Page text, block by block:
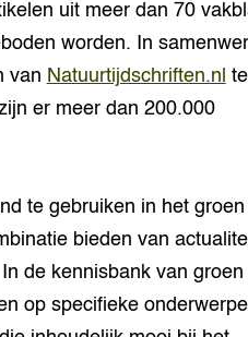
uit meer dan 70
worden. In
van Natuurtijdschriften.nl te
er meer dan 200.000
te gebruiken in het groen
bieden van
de kennisbank van groen
op specifieke